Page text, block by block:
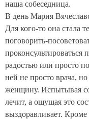
наша собеседница.
В день Мария
Для кого-то она стала
поговорить-
проконсультироваться
радостью или просто
ней не просто врача,
женщину. Испытывая
лечит, а ощущая это
выздоравливает.